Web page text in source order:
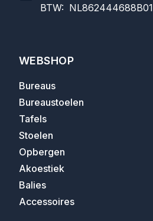
BTW: NL862444688B01
WEBSHOP
Bureaus
Bureaustoelen
Tafels
Stoelen
Opbergen
Akoestiek
Balies
Accessoires